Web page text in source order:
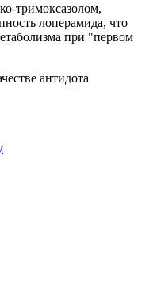
тримоксазолом,
лоперамида, что
при "первом
антидота